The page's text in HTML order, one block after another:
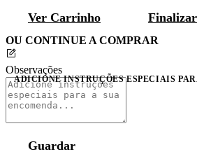
Ver Carrinho
OU CONTINUE A COMPRAR
Observações
ADICIONE INSTRUÇÕES ESPECIAIS
Guardar